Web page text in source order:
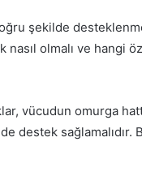
şekilde
nasıl olmalı ve hangi
vücudun omurga
destek sağlamalıdır.